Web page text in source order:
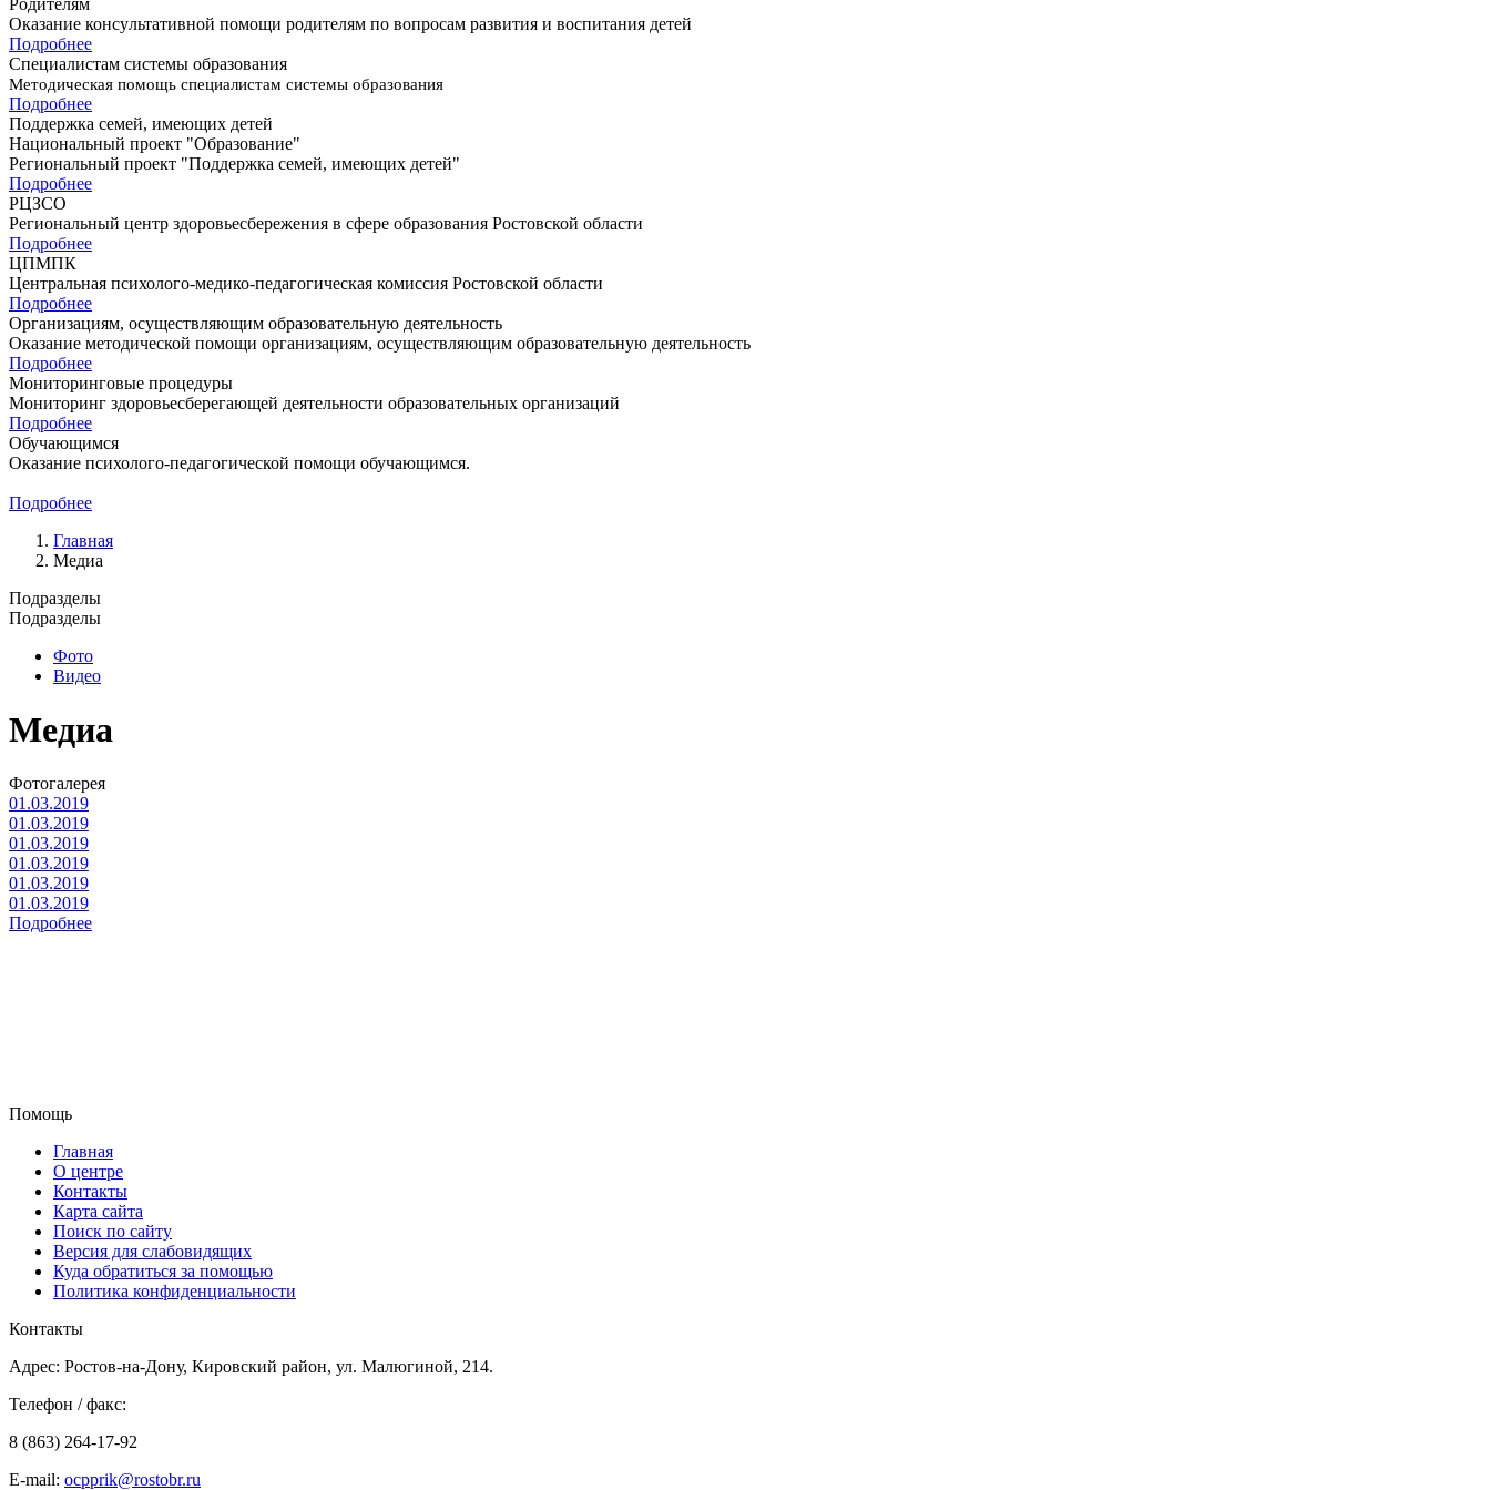
Оказание консультативной помощи родителям по вопросам развития и воспитания детей
Подробнее
Специалистам системы образования
Методическая помощь специалистам системы образования
Подробнее
Поддержка семей, имеющих детей
Национальный проект "Образование"
Региональный проект "Поддержка семей, имеющих детей"
Подробнее
РЦЗСО
Региональный центр здоровьесбережения в сфере образования Ростовской области
Подробнее
ЦПМПК
Центральная психолого-медико-педагогическая комиссия Ростовской области
Подробнее
Организациям, осуществляющим образовательную деятельность
Оказание методической помощи организациям, осуществляющим образовательную деятельность
Подробнее
Мониторинговые процедуры
Мониторинг здоровьесберегающей деятельности образовательных организаций
Подробнее
Обучающимся
Оказание психолого-педагогической помощи обучающимcя.
Подробнее
Главная
Медиа
Подразделы
Подразделы
Фото
Видео
Медиа
Фотогалерея
01.03.2019
01.03.2019
01.03.2019
01.03.2019
01.03.2019
01.03.2019
Подробнее
Помощь
Главная
О центре
Контакты
Карта сайта
Поиск по сайту
Версия для слабовидящих
Куда обратиться за помощью
Политика конфиденциальности
Контакты
Адрес: Ростов-на-Дону, Кировский район, ул. Малюгиной, 214.
Телефон / факс:
8 (863) 264-17-92
E-mail: ocpprik@rostobr.ru